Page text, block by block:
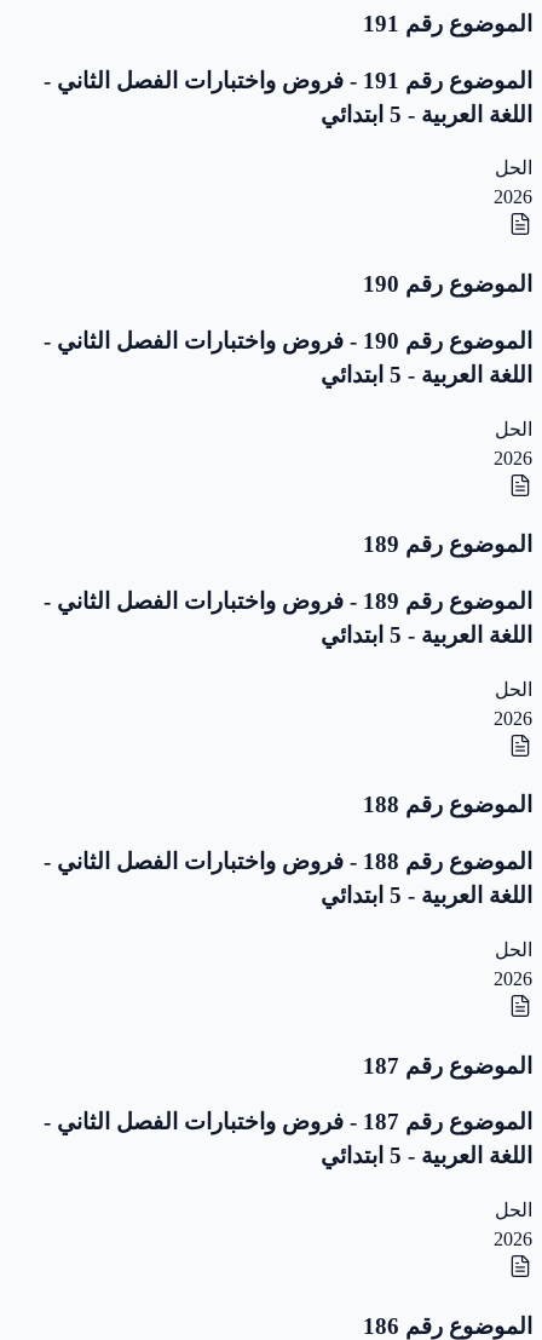
الموضوع رقم 191
الموضوع رقم 191 - فروض واختبارات الفصل الثاني -
اللغة العربية - 5 ابتدائي
الحل
2026
الموضوع رقم 190
الموضوع رقم 190 - فروض واختبارات الفصل الثاني -
اللغة العربية - 5 ابتدائي
الحل
2026
الموضوع رقم 189
الموضوع رقم 189 - فروض واختبارات الفصل الثاني -
اللغة العربية - 5 ابتدائي
الحل
2026
الموضوع رقم 188
الموضوع رقم 188 - فروض واختبارات الفصل الثاني -
اللغة العربية - 5 ابتدائي
الحل
2026
الموضوع رقم 187
الموضوع رقم 187 - فروض واختبارات الفصل الثاني -
اللغة العربية - 5 ابتدائي
الحل
2026
الموضوع رقم 186